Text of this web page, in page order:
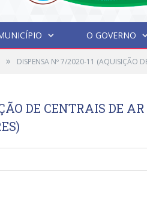
O GOVERNO
» DISPENSA Nº 7/2020-11 (AQUISIÇÃO
DE CENTRAIS DE AR